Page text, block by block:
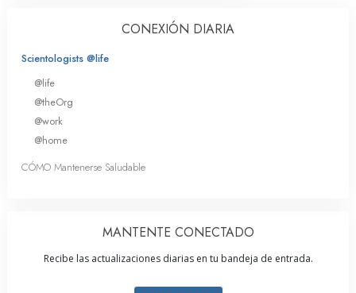
CONEXIÓN DIARIA
Scientologists @life
@life
@theOrg
@work
@home
CÓMO Mantenerse Saludable
MANTENTE CONECTADO
Recibe las actualizaciones diarias en tu bandeja de entrada.